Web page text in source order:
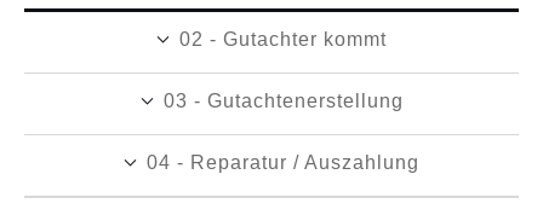
02 - Gutachter kommt
03 - Gutachtenerstellung
04 - Reparatur / Auszahlung